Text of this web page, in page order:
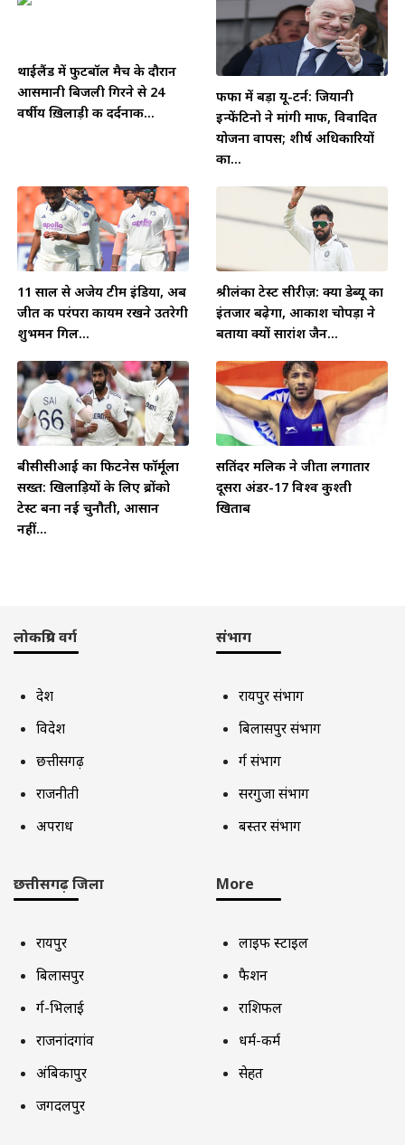
थाईलैंड में फुटबॉल मैच के दौरान
आसमानी बिजली गिरने से 24
वर्षीय ख़िलाड़ी की दर्दनाक...
फीफा में बड़ा यू-टर्न: जियानी
इन्फेंटिनो ने मांगी माफी, विवादित
योजना वापस; शीर्ष अधिकारियों
का...
11 साल से अजेय टीम इंडिया, अब
जीत की परंपरा कायम रखने उतरेगी
शुभमन गिल...
श्रीलंका टेस्ट सीरीज़: क्या डेब्यू का
इंतजार बढ़ेगा, आकाश चोपड़ा ने
बताया क्यों सारांश जैन...
बीसीसीआई का फिटनेस फॉर्मूला
सख्त: खिलाड़ियों के लिए ब्रोंको
टेस्ट बना नई चुनौती, आसान
नहीं...
सतिंदर मलिक ने जीता लगातार
दूसरा अंडर-17 विश्व कुश्ती
खिताब
लोकप्रिय वर्ग
देश
विदेश
छत्तीसगढ़
राजनीती
अपराध
संभाग
रायपुर संभाग
बिलासपुर संभाग
दुर्ग संभाग
सरगुजा संभाग
बस्तर संभाग
छत्तीसगढ़ जिला
रायपुर
बिलासपुर
दुर्ग-भिलाई
राजनांदगांव
अंबिकापुर
जगदलपुर
More
लाइफ स्टाइल
फैशन
राशिफल
धर्म-कर्म
सेहत